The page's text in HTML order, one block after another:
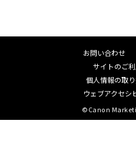
お問い合わせ
サイトのご
個人情報の取
ウェブアクセ
©Canon